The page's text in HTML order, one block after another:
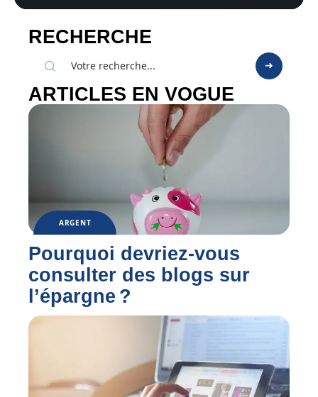
RECHERCHE
ARTICLES EN VOGUE
ARGENT
Pourquoi devriez-vous
consulter des blogs sur
l’épargne ?